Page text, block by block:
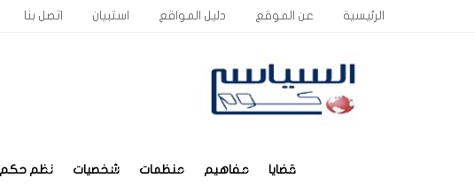
الرئيسية عن الموقع دليل المواقع استبيان اتصل بنا
قضايا مفاهيم منظمات شخصيات نظم حكم